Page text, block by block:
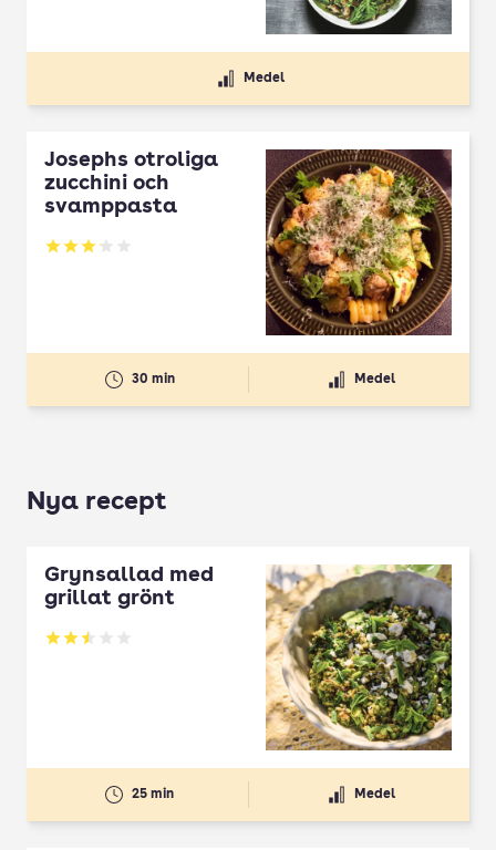
Medel
Josephs otroliga
zucchini och
svamppasta
Betyg: 3.1 av 5
30 min Medel
Nya recept
Grynsallad med
grillat grönt
Betyg: 2.5 av 5
25 min Medel